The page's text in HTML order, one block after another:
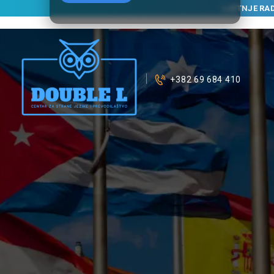
LJETNJE
+382 69 684 410